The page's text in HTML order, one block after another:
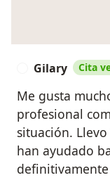
Gilary Cita
Me gusta
profesional
situación.
han ayudado
definitivamente